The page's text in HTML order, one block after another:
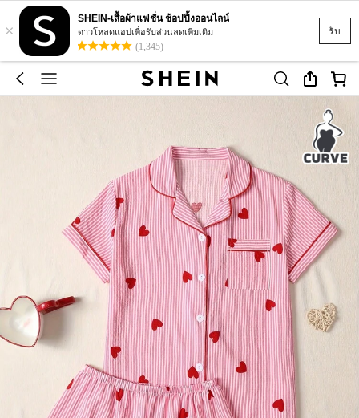
รับ
×
SHEIN-เสื้อผ้าแฟชั่น ช้อปปิ้งออนไลน์
ดาวโหลดแอปเพื่อรับส่วนลดเพิ่มเติม
(1,345)